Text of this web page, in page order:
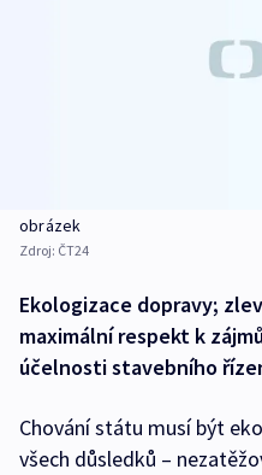
obrázek
Zdroj: ČT24
Ekologizace dopravy;
maximální respekt k
účelnosti stavebního
Chování státu musí být
všech důsledků –